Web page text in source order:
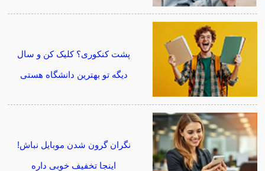
پشت کنکوری؟ کلیک کن و سال
دیگه تو بهترین دانشگاه هستی
نگران گرون شدن موبایل نباش!
اینجا تخفیف خوبی داره